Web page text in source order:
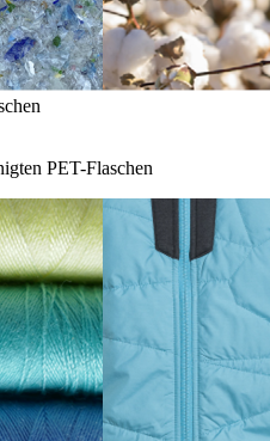
PET-Flaschen